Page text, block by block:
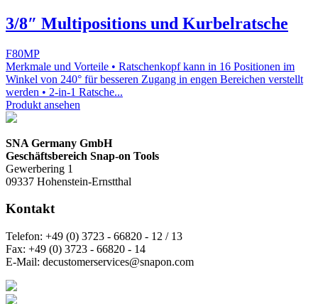
3/8″ Multipositions und Kurbelratsche
F80MP
Merkmale und Vorteile • Ratschenkopf kann in 16 Positionen im
Winkel von 240° für besseren Zugang in engen Bereichen verstellt
werden • 2-in-1 Ratsche...
Produkt ansehen
SNA Germany GmbH
Geschäftsbereich Snap-on Tools
Gewerbering 1
09337 Hohenstein-Ernstthal
Kontakt
Telefon: +49 (0) 3723 - 66820 - 12 / 13
Fax: +49 (0) 3723 - 66820 - 14
E-Mail: decustomerservices@snapon.com